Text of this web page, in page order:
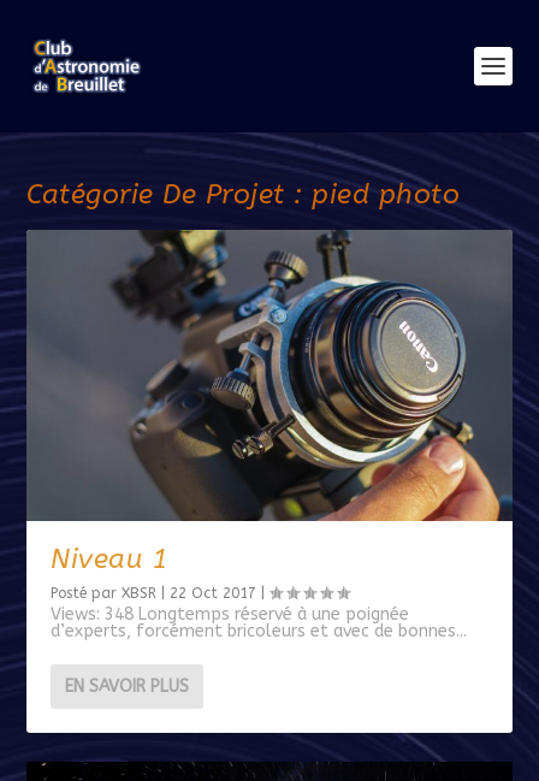
Catégorie De Projet : pied photo
Niveau 1
Posté parXBSR 22 Oct 2017 |
Views: 348 Longtemps réservé à une poignée
d’experts, forcément bricoleurs et avec de bonnes...
EN SAVOIR PLUS